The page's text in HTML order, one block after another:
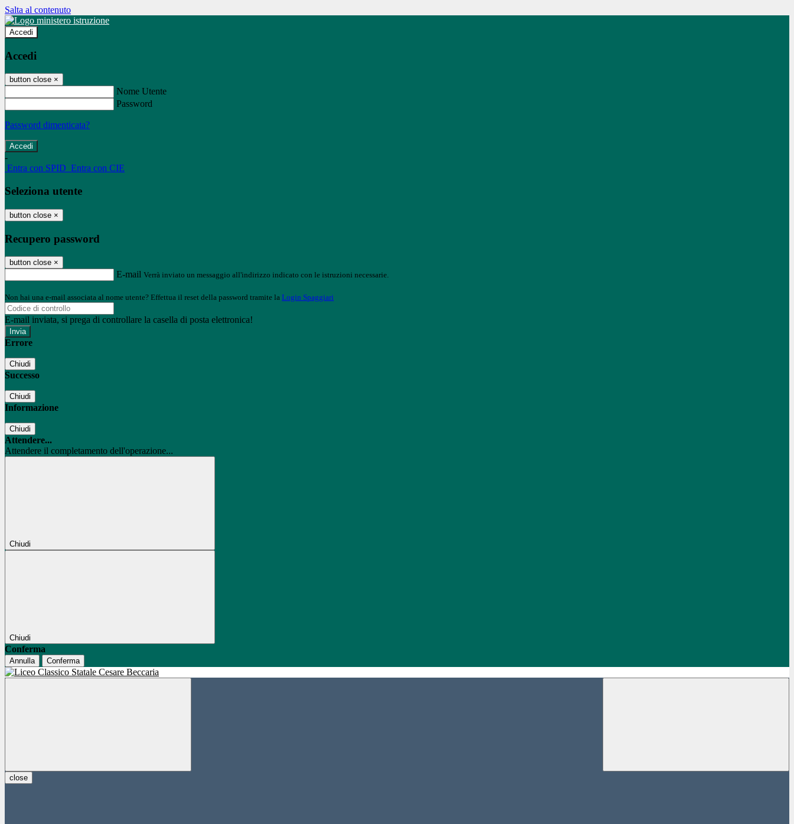
Salta al contenuto
Accedi
Accedi
button close ×
Nome Utente
Password
Password dimenticata?
-
Entra con SPID Entra con CIE
Seleziona utente
button close ×
Recupero password
button close ×
E-mail Verrà inviato un messaggio all'indirizzo indicato con le istruzioni necessarie.
Non hai una e-mail associata al nome utente? Effettua il reset della password tramite la Login Spaggiari
E-mail inviata, si prega di controllare la casella di posta elettronica!
Errore
Chiudi
Successo
Chiudi
Informazione
Chiudi
Attendere...
Attendere il completamento dell'operazione...
Chiudi
Chiudi
Conferma
Annulla Conferma
close